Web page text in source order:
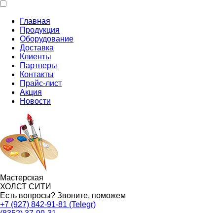
Главная
Продукция
Оборудование
Доставка
Клиенты
Партнеры
Контакты
Прайс-лист
Акция
Новости
Мастерская
ХОЛСТ СИТИ
Есть вопросы? Звоните, поможем
+7 (927) 842-91-81 (Telegr)